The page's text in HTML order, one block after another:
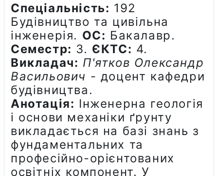
Спеціальність: 192
Будівництво та цивільна
інженерія. ОС: Бакалавр.
Семестр: 3. ЄКТС: 4.
Викладач: П'ятков Олександр
Васильович - доцент кафедри
будівництва.
Анотація: Інженерна геологія
і основи механіки ґрунту
викладається на базі знань з
фундаментальних та
професійно-орієнтованих
освітніх компонент. У